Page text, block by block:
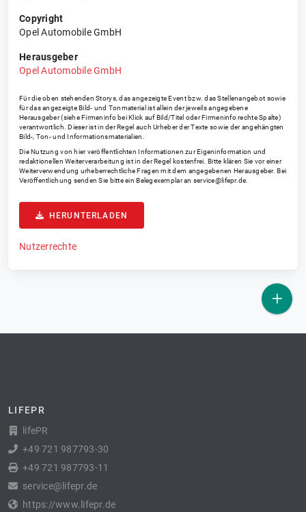
Copyright
Opel Automobile GmbH
Herausgeber
Opel Automobile GmbH
Für die oben stehenden Storys, das angezeigte Event bzw. das Stellenangebot sowie
für das angezeigte Bild- und Tonmaterial ist allein der jeweils angegebene
Herausgeber (siehe Firmeninfo bei Klick auf Bild/Titel oder Firmeninfo rechte Spalte)
verantwortlich. Dieser ist in der Regel auch Urheber der Texte sowie der angehängten
Bild-, Ton- und Informationsmaterialien.
Die Nutzung von hier veröffentlichten Informationen zur Eigeninformation und
redaktionellen Weiterverarbeitung ist in der Regel kostenfrei. Bitte klären Sie vor einer
Weiterverwendung urheberrechtliche Fragen mit dem angegebenen Herausgeber. Bei
Veröffentlichung senden Sie bitte ein Belegexemplar an service@lifepr.de
HERUNTERLADEN
Nutzerrechte
LIFEPR
lifePR
+49 721 987793-30
+49 721 987793-11
service@lifepr.de
https://www.lifepr.de